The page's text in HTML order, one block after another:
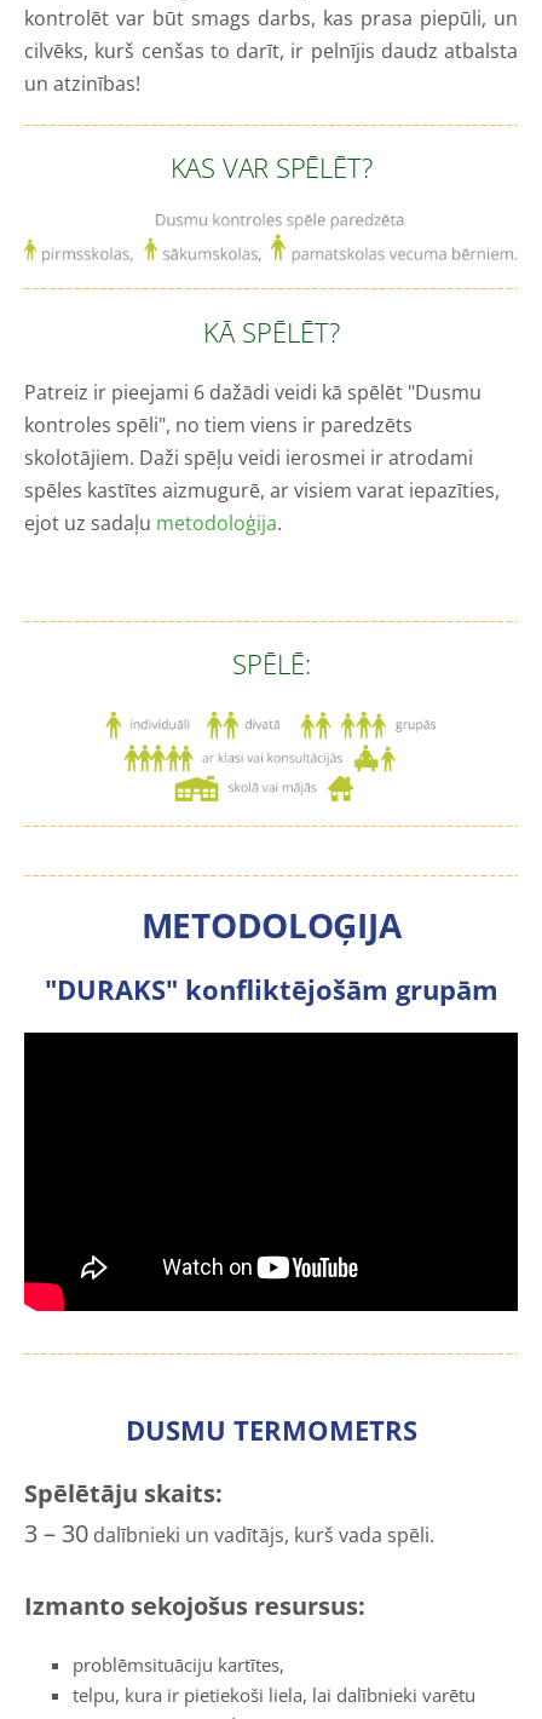
kontrolēt var būt smags darbs, kas prasa piepūli, un
cilvēks, kurš cenšas to darīt, ir pelnījis daudz atbalsta
un atzinības!
KAS VAR SPĒLĒT?
KĀ SPĒLĒT?
Patreiz ir pieejami 6 dažādi veidi kā spēlēt "Dusmu
kontroles spēli", no tiem viens ir paredzēts
skolotājiem. Daži spēļu veidi ierosmei ir atrodami
spēles kastītes aizmugurē, ar visiem varat iepazīties,
ejot uz sadaļu metodoloģija.
SPĒLĒ:
METODOLOĢIJA
"DURAKS" konfliktējošām grupām
DUSMU TERMOMETRS
Spēlētāju skaits:
3 – 30 dalībnieki un vadītājs, kurš vada spēli.
Izmanto sekojošus resursus:
problēmsituāciju kartītes,
telpu, kura ir pietiekoši liela, lai dalībnieki varētu